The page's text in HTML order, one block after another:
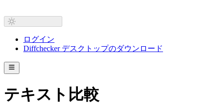
ログイン
Diffchecker デスクトップのダウンロード
テキスト比較